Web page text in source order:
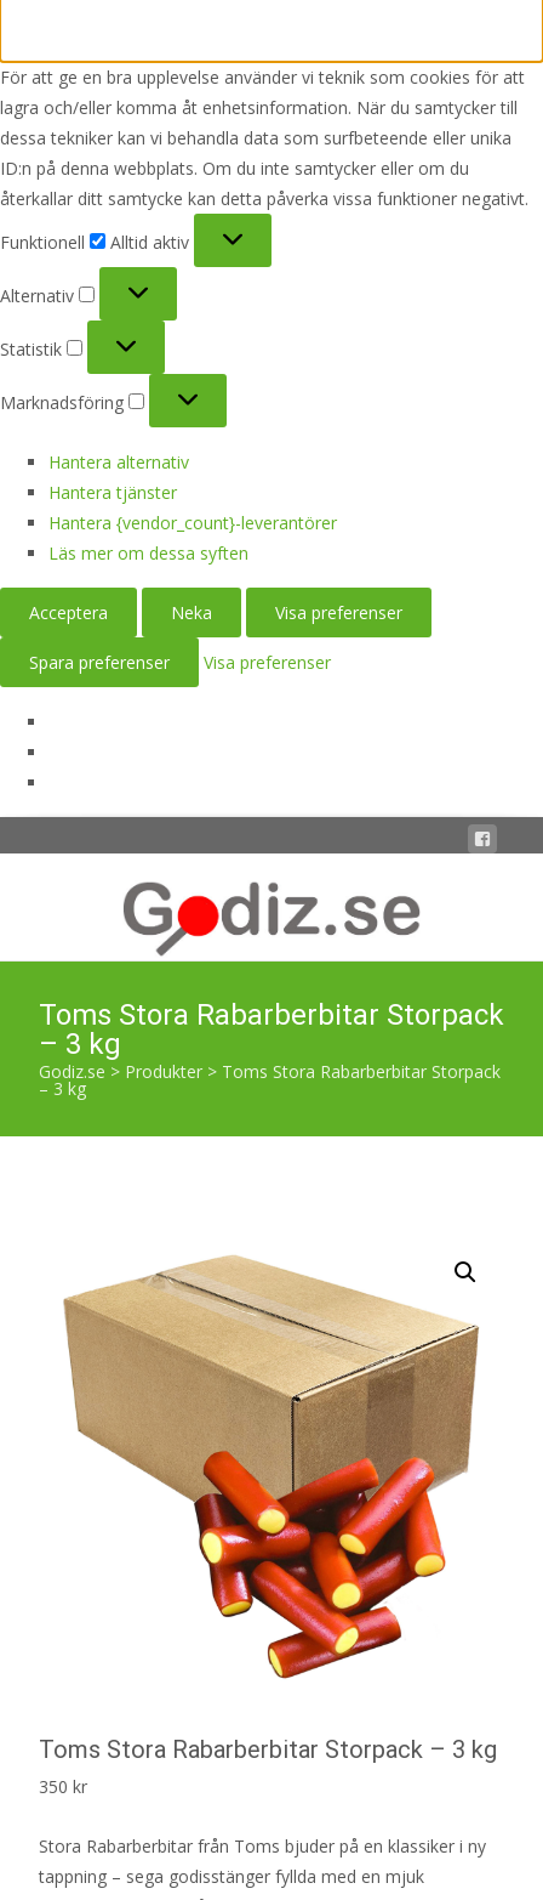
För att ge en bra upplevelse använder vi teknik som cookies för att
lagra och/eller komma åt enhetsinformation. När du samtycker till
dessa tekniker kan vi behandla data som surfbeteende eller unika
ID:n på denna webbplats. Om du inte samtycker eller om du
återkallar ditt samtycke kan detta påverka vissa funktioner negativt.
Funktionell
Alltid aktiv
Alternativ
Statistik
Marknadsföring
Hantera alternativ
Hantera tjänster
Hantera {vendor_count}-leverantörer
Läs mer om dessa syften
Acceptera Neka Visa preferenser
Spara preferenser Visa preferenser
Toms Stora Rabarberbitar Storpack
– 3 kg
Godiz.se > Produkter > Toms Stora Rabarberbitar Storpack
– 3 kg
Toms Stora Rabarberbitar Storpack – 3 kg
350 kr
Stora Rabarberbitar från Toms bjuder på en klassiker i ny
tappning – sega godisstänger fyllda med en mjuk